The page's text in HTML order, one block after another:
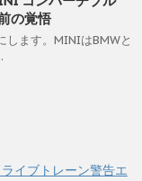
の覚悟
します。MINIはBMWと
イブトレーン警告エ